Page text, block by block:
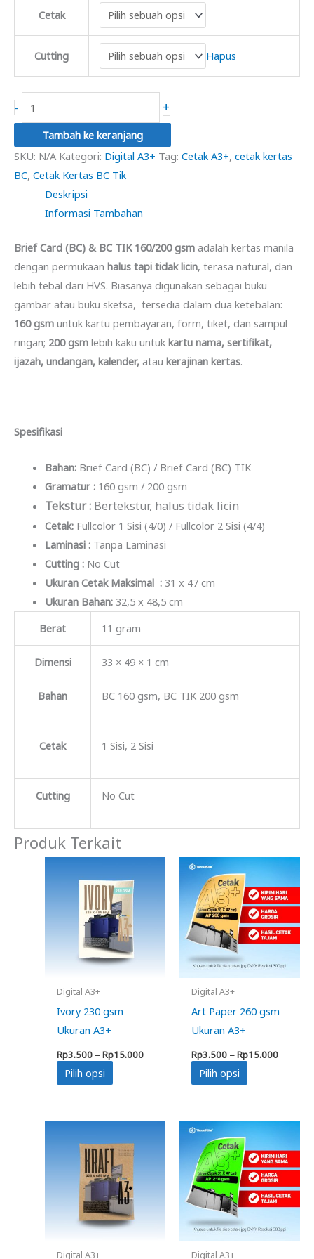
Cetak
Cutting Hapus
-
Brief
(BC)
Ukuran
+
Tambah ke keranjang
SKU: N/A Kategori: Digital A3+ Tag: Cetak A3+, cetak kertas
BC, Cetak Kertas BC Tik
Deskripsi
Informasi Tambahan
Brief Card (BC) & BC TIK 160/200 gsm adalah kertas manila
dengan permukaan halus tapi tidak licin, terasa natural, dan
lebih tebal dari HVS. Biasanya digunakan sebagai buku
gambar atau buku sketsa, tersedia dalam dua ketebalan:
160 gsm untuk kartu pembayaran, form, tiket, dan sampul
ringan; 200 gsm lebih kaku untuk kartu nama, sertifikat,
ijazah, undangan, kalender, atau kerajinan kertas.
Spesifikasi
Bahan:Brief Card (BC) / Brief Card (BC) TIK
Gramatur :160 gsm / 200 gsm
Tekstur :Bertekstur, halus tidak licin
Cetak:Fullcolor 1 Sisi (4/0) / Fullcolor 2 Sisi (4/4)
Laminasi :Tanpa Laminasi
Cutting :No Cut
Ukuran Cetak Maksimal :31 x 47 cm
Ukuran Bahan:32,5 x 48,5 cm
Berat
11 gram
Dimensi 33 × 49 × 1 cm
Bahan BC 160 gsm, BC TIK 200 gsm
Cetak 1 Sisi, 2 Sisi
Cutting No Cut
Produk Terkait
Digital A3+
Ivory 230 gsm
Ukuran A3+
Rp3.500 –Rp15.000
Pilih opsi
varian.
Pilihan
ini
dapat
diambil
Digital A3+
Art Paper 260 gsm
Ukuran A3+
Rp3.500 –Rp15.000
Pilih opsi
beberapa
varian.
Pilihan
ini
dapat
diambil
di
Digital A3+ Digital A3+